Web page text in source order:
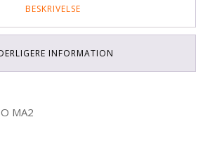
BESKRIVELSE
INFORMATION
MA2